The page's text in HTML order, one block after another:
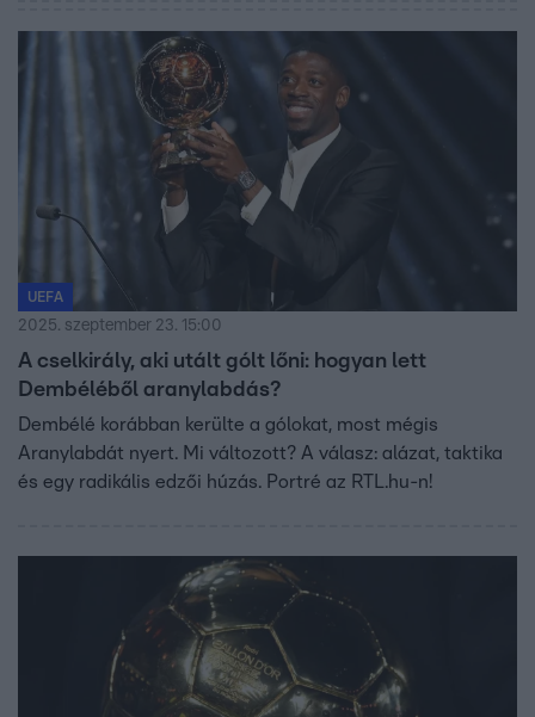
UEFA
2025. szeptember 23. 15:00
A cselkirály, aki utált gólt lőni: hogyan lett
Dembéléből aranylabdás?
Dembélé korábban kerülte a gólokat, most mégis
Aranylabdát nyert. Mi változott? A válasz: alázat, taktika
és egy radikális edzői húzás. Portré az RTL.hu-n!